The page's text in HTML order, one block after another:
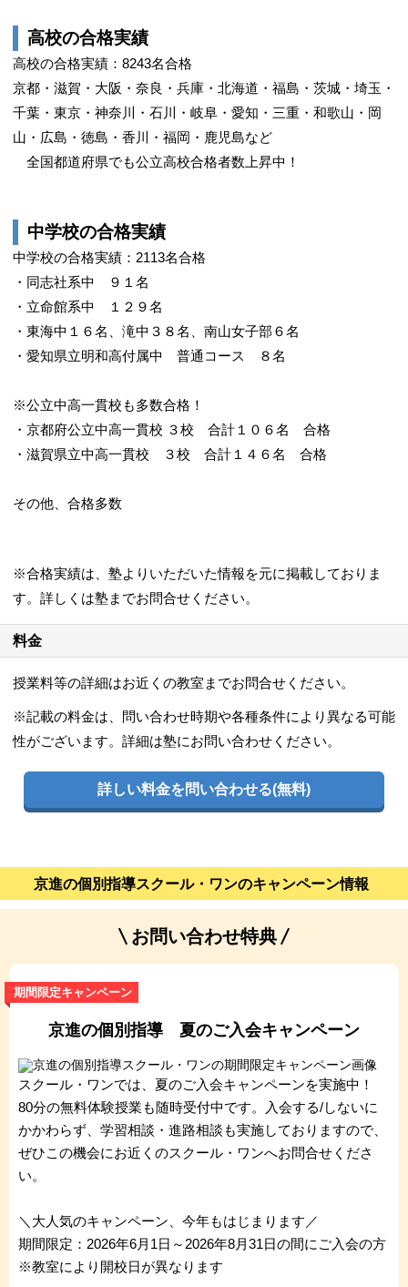
高校の合格実績
高校の合格実績：8243名合格
京都・滋賀・大阪・奈良・兵庫・北海道・福島・茨城・埼玉・
千葉・東京・神奈川・石川・岐阜・愛知・三重・和歌山・岡
山・広島・徳島・香川・福岡・鹿児島など
全国都道府県でも公立高校合格者数上昇中！
中学校の合格実績
中学校の合格実績：2113名合格
・同志社系中 ９１名
・立命館系中 １２９名
・東海中１６名、滝中３８名、南山女子部６名
・愛知県立明和高付属中 普通コース ８名
※公立中高一貫校も多数合格！
・京都府公立中高一貫校 ３校 合計１０６名 合格
・滋賀県立中高一貫校 ３校 合計１４６名 合格
その他、合格多数
※合格実績は、塾よりいただいた情報を元に掲載しておりま
す。詳しくは塾までお問合せください。
料金
授業料等の詳細はお近くの教室までお問合せください。
※記載の料金は、問い合わせ時期や各種条件により異なる可能
性がございます。詳細は塾にお問い合わせください。
詳しい料金を問い合わせる(無料)
京進の個別指導スクール・ワンのキャンペーン情報
お問い合わせ特典
期間限定キャンペーン
京進の個別指導 夏のご入会キャンペーン
スクール・ワンでは、夏のご入会キャンペーンを実施中！
80分の無料体験授業も随時受付中です。入会する/しないに
かかわらず、学習相談・進路相談も実施しておりますので、
ぜひこの機会にお近くのスクール・ワンへお問合せくださ
い。
＼大人気のキャンペーン、今年もはじまります／
期間限定：2026年6月1日～2026年8月31日の間にご入会の方
※教室により開校日が異なります